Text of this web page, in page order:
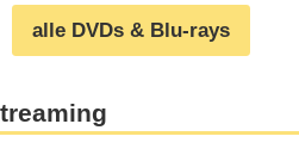
alle DVDs & Blu-rays